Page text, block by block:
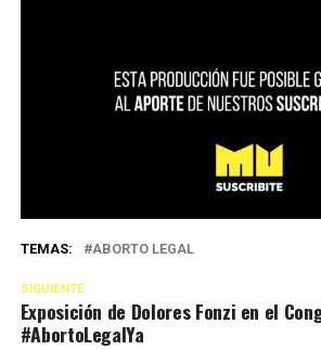
TEMAS: ABORTO LEGAL
SIGUIENTE
Exposición de Dolores Fonzi en el
#AbortoLegalYa